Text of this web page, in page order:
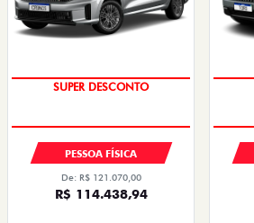
SUPER DESCONTO
PESSOA FÍSICA
De: R$ 121.070,00
R$ 114.438,94